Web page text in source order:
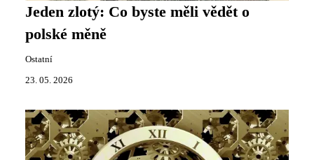
Jeden zlotý: Co byste měli vědět o
polské měně
Ostatní
23. 05. 2026